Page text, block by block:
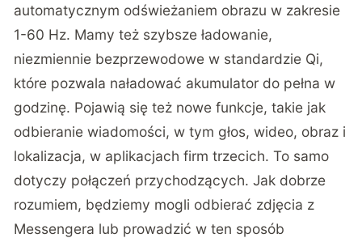
automatycznym odświeżaniem obrazu w zakresie
1-60 Hz. Mamy też szybsze ładowanie,
niezmiennie bezprzewodowe w standardzie Qi,
które pozwala naładować akumulator do pełna w
godzinę. Pojawią się też nowe funkcje, takie jak
odbieranie wiadomości, w tym głos, wideo, obraz i
lokalizacja, w aplikacjach firm trzecich. To samo
dotyczy połączeń przychodzących. Jak dobrze
rozumiem, będziemy mogli odbierać zdjęcia z
Messengera lub prowadzić w ten sposób